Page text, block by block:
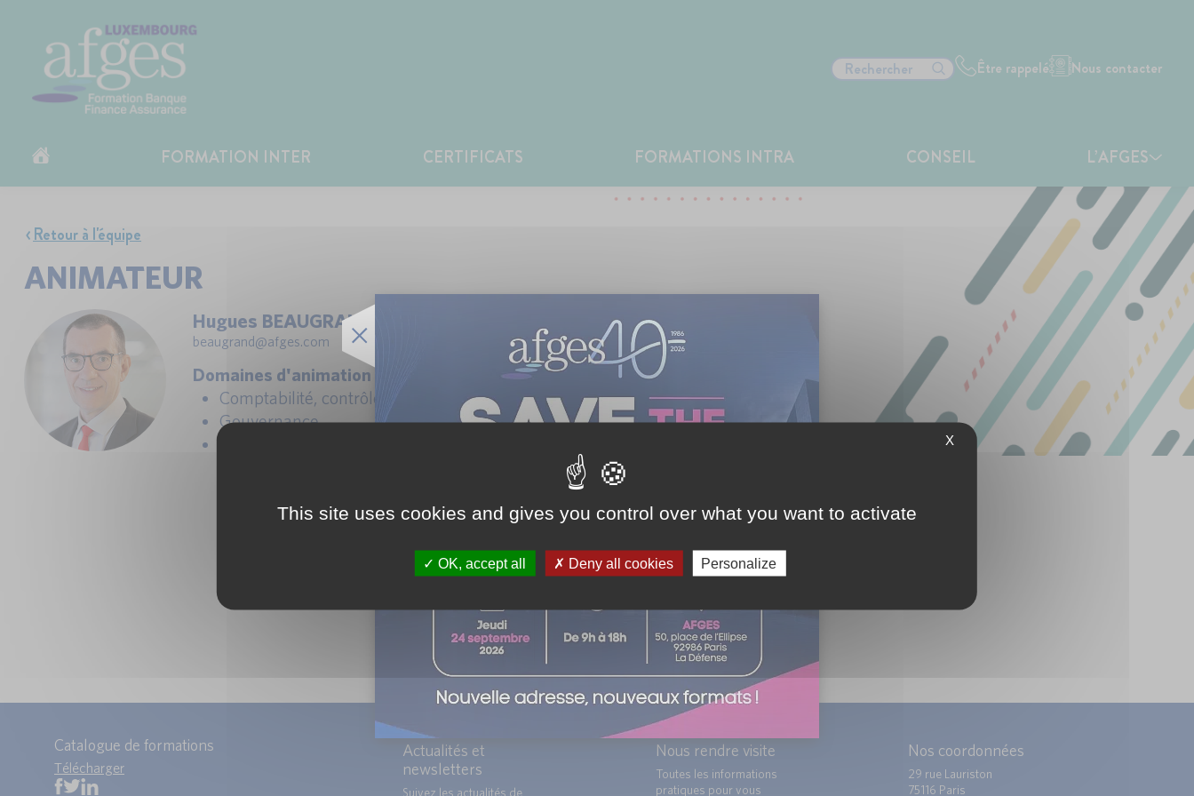
Être rappelé Nous contacter
FORMATION INTER CERTIFICATS FORMATIONS INTRA CONSEIL L’AFGES
Retour à l'équipe
ANIMATEUR
Hugues BEAUGRAND
beaugrand@afges.com
Domaines d'animation et de conception :
Comptabilité, contrôle de gestion et fiscalité.
Gouvernance.
Catalogue de formations
Télécharger
Actualités et
newsletters
Suivez les actualités de
Nous rendre visite
Toutes les informations
pratiques pour vous
Nos coordonnées
29 rue Lauriston
75116 Paris
X
This site uses cookies and gives you control over what you want to activate
OK, accept all Deny all cookies Personalize